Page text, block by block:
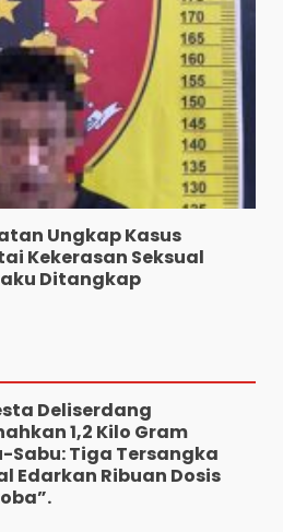
Ungkap Kasus
Kekerasan Seksual
Ditangkap
Terpaksa
Dibalik Jeruji Besi
Pematang Siantar.
5, 2026
18 Butir Pil Ekstasi
Dibalik Jeruji Besi
Pematang Siantar
Pelayanan Prima:
Pancurbatu
8, 2026
Deliserdang
1,2 Kilo Gram
Sabu: Tiga Tersangka
Edarkan Ribuan Dosis